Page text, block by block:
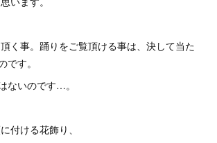
く事。踊りをご覧頂ける事は、決して当た
です。
ないのです…。
付ける花飾り、